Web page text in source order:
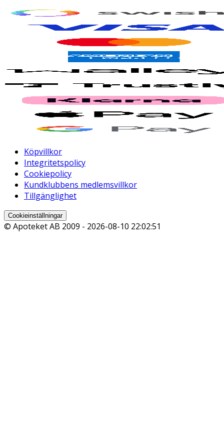
Köpvillkor
Integritetspolicy
Cookiepolicy
Kundklubbens medlemsvillkor
Tillgänglighet
Cookieinställningar
© Apoteket AB 2009 - 2026-08-10 22:02:51